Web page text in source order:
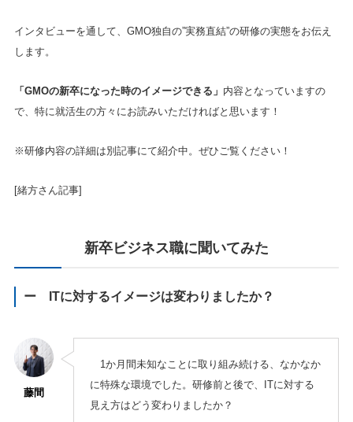
インタビューを通して、GMO独自の”実務直結”の研修の実態をお伝え
します。
「GMOの新卒になった時のイメージできる」 内容となっていますの
で、特に就活生の方々にお読みいただければと思います！
※研修内容の詳細は別記事にて紹介中。ぜひご覧ください！
[緒方さん記事]
新卒ビジネス職に聞いてみた
ー ITに対するイメージは変わりましたか？
藤間
1か月間未知なことに取り組み続ける、なかなか
に特殊な環境でした。研修前と後で、ITに対する
見え方はどう変わりましたか？